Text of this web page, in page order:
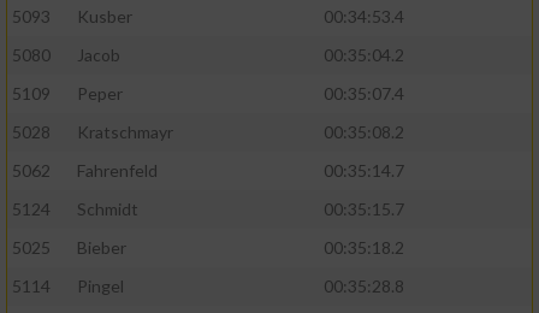
5093
Kusber
00:34:53.4
5080
Jacob
00:35:04.2
5109
Peper
00:35:07.4
5028
Kratschmayr
00:35:08.2
5062
Fahrenfeld
00:35:14.7
5124
Schmidt
00:35:15.7
5025
Bieber
00:35:18.2
5114
Pingel
00:35:28.8